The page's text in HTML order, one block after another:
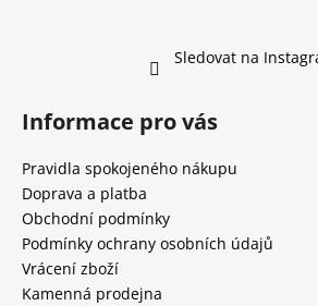
Sledovat na
Informace pro vás
Pravidla spokojeného nákupu
Doprava a platba
Obchodní podmínky
Podmínky ochrany osobních údajů
Vrácení zboží
Kamenná prodejna